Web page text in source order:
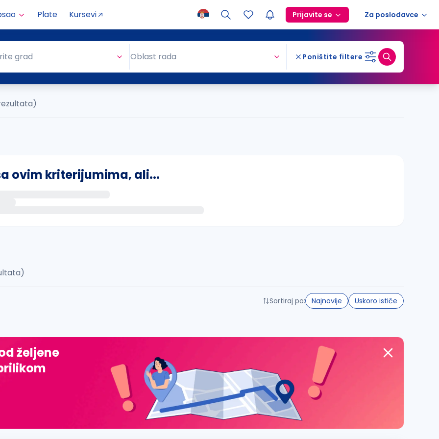
Plate Kursevi Prijavite se Za poslodavce
grad Oblast rada Poništite filtere
ovim kriterijumima, ali...
đ, ž, dž)
Sortiraj po: Najnovije Uskoro ističe
željene